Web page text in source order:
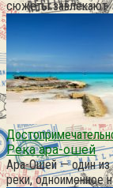
сюжеты завлекают
Река ара-ошей
Ара-Ошей — один из
реки, одноименное